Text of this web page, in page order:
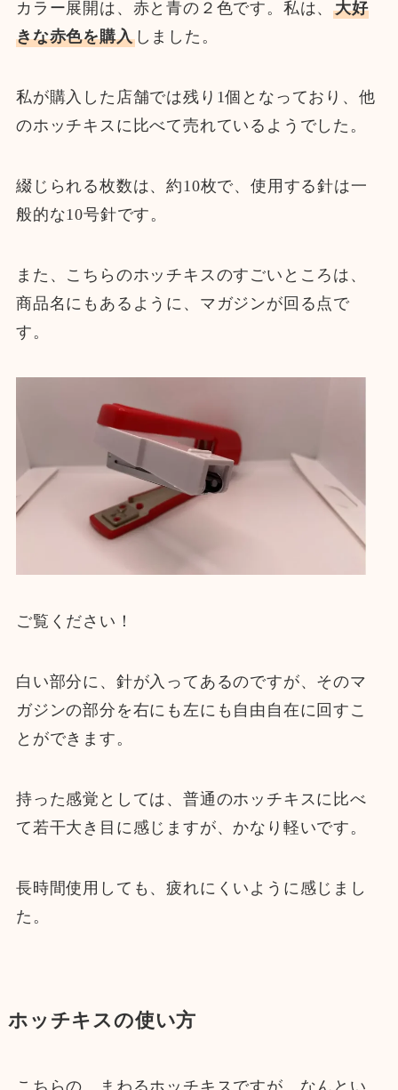
カラー展開は、赤と青の２色です。私は、大好
きな赤色を購入しました。
私が購入した店舗では残り1個となっており、他
のホッチキスに比べて売れているようでした。
綴じられる枚数は、約10枚で、使用する針は一
般的な10号針です。
また、こちらのホッチキスのすごいところは、
商品名にもあるように、マガジンが回る点で
す。
ご覧ください！
白い部分に、針が入ってあるのですが、そのマ
ガジンの部分を右にも左にも自由自在に回すこ
とができます。
持った感覚としては、普通のホッチキスに比べ
て若干大き目に感じますが、かなり軽いです。
長時間使用しても、疲れにくいように感じまし
た。
ホッチキスの使い方
こちらの、まわるホッチキスですが、なんとい